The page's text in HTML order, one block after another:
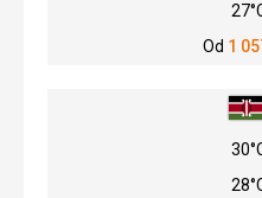
Od 1